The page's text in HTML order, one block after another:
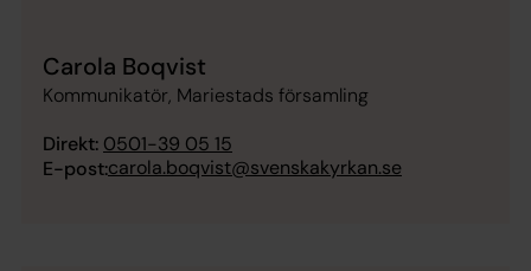
Carola Boqvist
Kommunikatör, Mariestads församling
Direkt: 0501-39 05 15
E-post:carola.boqvist@svenskakyrkan.se